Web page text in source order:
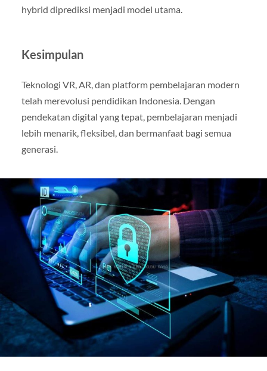
hybrid diprediksi menjadi model utama.
Kesimpulan
Teknologi VR, AR, dan platform pembelajaran modern
telah merevolusi pendidikan Indonesia. Dengan
pendekatan digital yang tepat, pembelajaran menjadi
lebih menarik, fleksibel, dan bermanfaat bagi semua
generasi.